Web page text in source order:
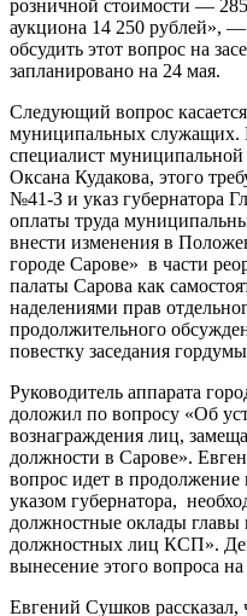
розничной стоимости —
аукциона 14 250 рублей»,
обсудить этот вопрос на
запланировано на 24 мая.
Следующий вопрос
муниципальных служащих.
специалист
Оксана Кудакова, этого
№41-З и указ губернатора
оплаты труда
внести изменения в
городе Сарове» в части
палаты Сарова как
наделениями прав
продолжительного
повестку заседания
Руководитель аппарата
доложил по вопросу «Об
вознаграждения лиц,
должности в Сарове».
вопрос идет в продолжение
указом губернатора,
должностные оклады главы
должностных лиц КСП».
вынесение этого вопроса
Евгений Сушков рассказал,